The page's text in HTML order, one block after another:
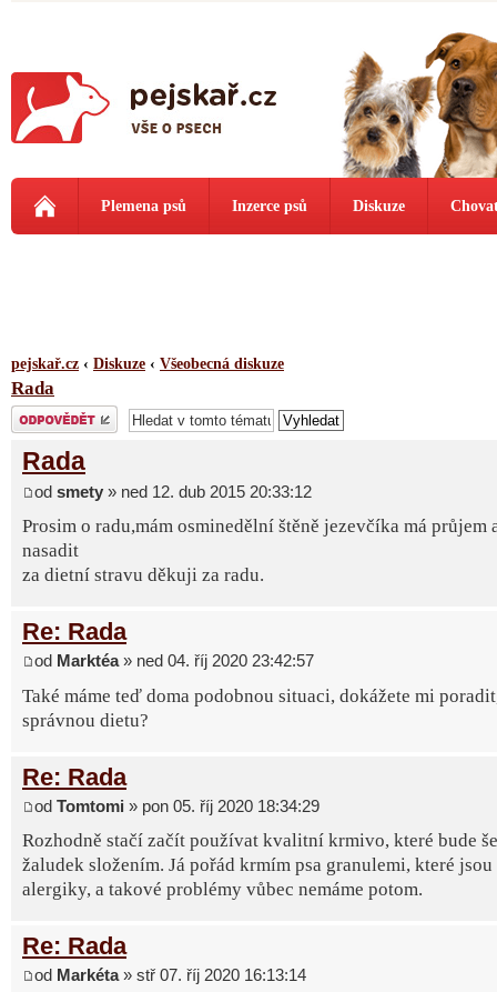
Plemena psů Inzerce psů Diskuze
pejskař.cz ‹ Diskuze ‹ Všeobecná diskuze
Rada
Odeslat odpověď
Rada
od smety » ned 12. dub 2015 20:33:12
Prosim o radu,mám osminedělní štěně jezevčíka má průjem
nasadit
za dietní stravu děkuji za radu.
Re: Rada
od Marktéa» ned 04. říj 2020 23:42:57
Také máme teď doma podobnou situaci, dokážete mi
správnou dietu?
Re: Rada
od Tomtomi » pon 05. říj 2020 18:34:29
Rozhodně stačí začít používat kvalitní krmivo, které bude
žaludek složením. Já pořád krmím psa granulemi, které
alergiky, a takové problémy vůbec nemáme potom.
Re: Rada
od Markéta» stř 07. říj 2020 16:13:14